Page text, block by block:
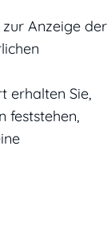
Anzeige der
erhalten Sie,
feststehen,